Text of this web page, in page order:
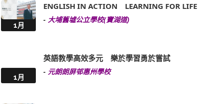
1月
ENGLISH IN ACTION LEARNING FOR LIFE
- 大埔舊墟公立學校(寶湖道)
1月
英語教學高效多元 樂於學習勇於嘗試
- 元朗朗屏邨惠州學校